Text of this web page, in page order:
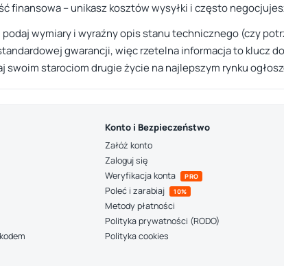
finansowa – unikasz kosztów wysyłki i często
wymiary i wyraźny opis stanu technicznego (czy
gwarancji, więc rzetelna informacja to klucz
starociom drugie życie na najlepszym rynku
Konto i Bezpieczeństwo
Załóż konto
Zaloguj się
Weryfikacja konta
PRO
Poleć i zarabiaj 10%
Metody płatności
Polityka prywatności (RODO)
Polityka cookies